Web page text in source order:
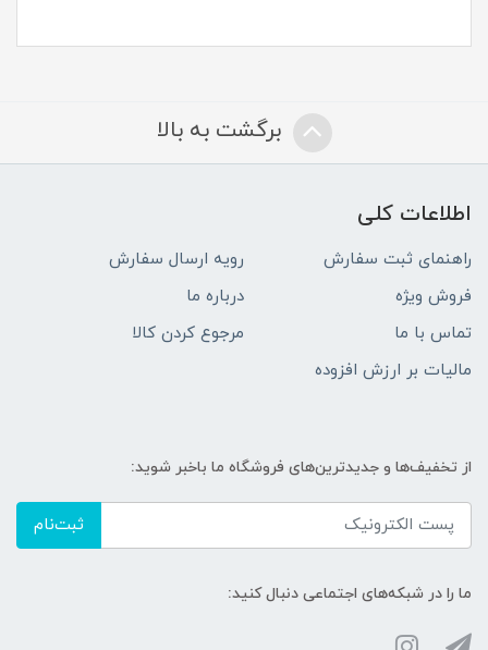
برگشت به بالا
اطلاعات کلی
راهنمای ثبت سفارش
رویه ارسال سفارش
فروش ویژه
درباره ما
تماس با ما
مرجوع کردن کالا
مالیات بر ارزش افزوده
از تخفیف‌ها و جدیدترین‌های فروشگاه ما باخبر شوید:
ثبت‌نام
ما را در شبکه‌های اجتماعی دنبال کنید: